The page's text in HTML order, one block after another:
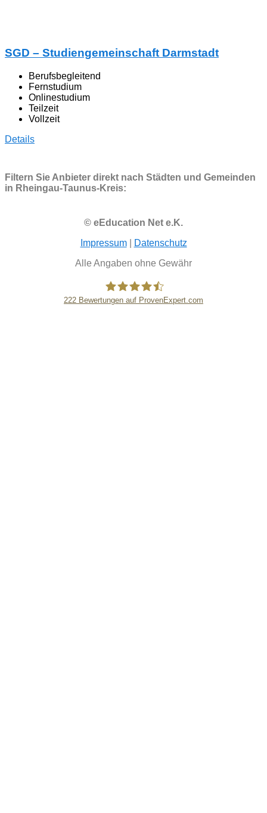
SGD – Studiengemeinschaft Darmstadt
Berufsbegleitend
Fernstudium
Onlinestudium
Teilzeit
Vollzeit
Details
Filtern Sie Anbieter direkt nach Städten und Gemeinden
in Rheingau-Taunus-Kreis:
© eEducation Net e.K.
Impressum|
Datenschutz
Alle Angaben ohne Gewähr
222 Bewertungen auf ProvenExpert.com